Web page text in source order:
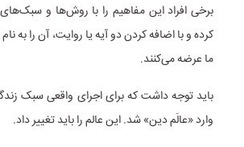
برخی افراد این مفاهیم را با روش‌ها و
کرده و با اضافه کردن دو آیه یا روایت، آن را به
ما عرضه می‌کنند.
باید توجه داشت که برای اجرای واقعی سبک
وارد «عالَم دین» شد. این عالم را باید تغییر داد.